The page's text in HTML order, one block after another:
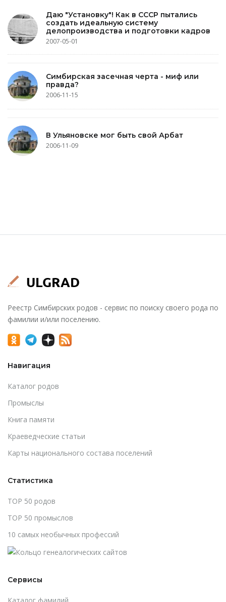
Даю "Установку"! Как в СССР пытались
создать идеальную систему
делопроизводства и подготовки кадров
2007-05-01
Симбирская засечная черта - миф или
правда?
2006-11-15
В Ульяновске мог быть свой Арбат
2006-11-09
Реестр Симбирских родов - сервис по поиску своего рода по
фамилии и/или поселению.
Навигация
Каталог родов
Промыслы
Книга памяти
Краеведческие статьи
Карты национального состава поселений
Статистика
TOP 50 родов
TOP 50 промыслов
10 самых необычных профессий
Сервисы
Каталог фамилий